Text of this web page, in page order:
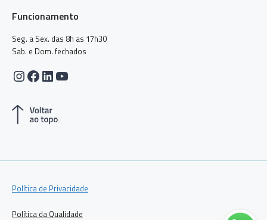
Funcionamento
Seg. a Sex. das 8h as 17h30
Sab. e Dom. fechados
Instagram
Facebook
LinkedIn
Youtube
Política de Privacidade
Política da Qualidade